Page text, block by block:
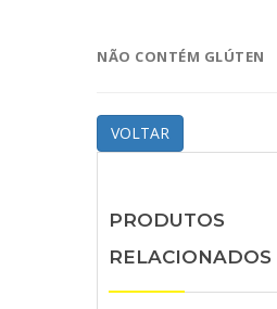
NÃO CONTÉM GLÚTEN
VOLTAR
PRODUTOS
RELACIONADOS